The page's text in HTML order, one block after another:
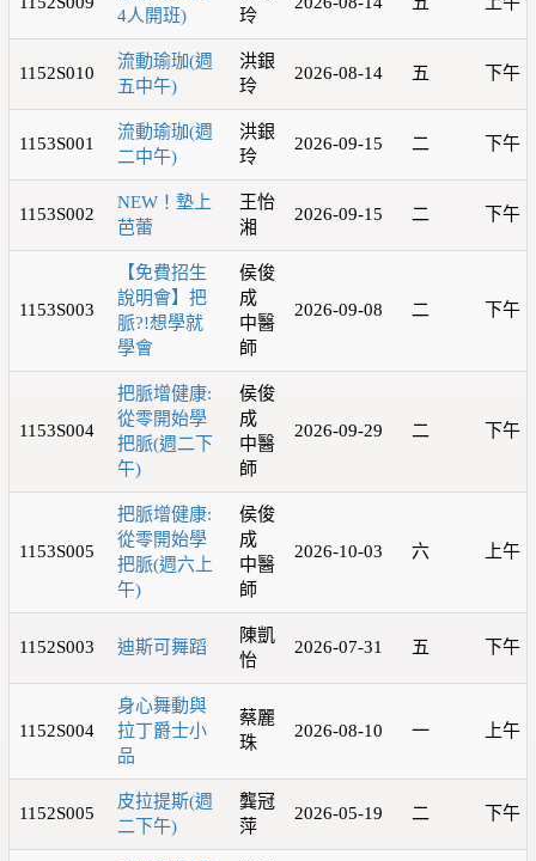
4人開班)
玲
1152S010
流動瑜珈(週
五中午)
洪銀
玲
2026-08-14 五 下午
1153S001
流動瑜珈(週
二中午)
洪銀
玲
2026-09-15 二 下午
1153S002
NEW！墊上
芭蕾
王怡
湘
2026-09-15 二 下午
1153S003
【免費招生
說明會】把
脈?!想學就
學會
侯俊
成
中醫
師
2026-09-08 二 下午
1153S004
把脈增健康:
從零開始學
把脈(週二下
午)
侯俊
成
中醫
師
2026-09-29 二 下午
1153S005
把脈增健康:
從零開始學
把脈(週六上
午)
侯俊
成
中醫
師
2026-10-03 六 上午
1152S003 迪斯可舞蹈
陳凱
怡
2026-07-31 五 下午
1152S004
身心舞動與
拉丁爵士小
品
蔡麗
珠
2026-08-10 一 上午
1152S005
皮拉提斯(週
二下午)
龔冠
萍
2026-05-19 二 下午